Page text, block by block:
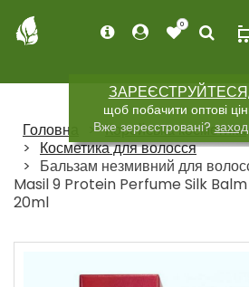
щоб побачити оптові
Вже зереєстровані?
0
Головна
Корейська косметика
Косметика для волосся
Бальзам незмивний для
Masil 9 Protein Perfume Silk
20ml